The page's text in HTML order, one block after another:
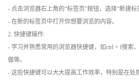
- 点击浏览器右上角的“标签页”按钮，选择“新建标
- 在新的标签页中打开你想要浏览的内容。
2. 快捷键操作:
- 学习并熟悉常用的浏览器快捷键，如ctrl + f搜索
做等。
- 这些快捷键可以大大提高工作效率，特别是在处